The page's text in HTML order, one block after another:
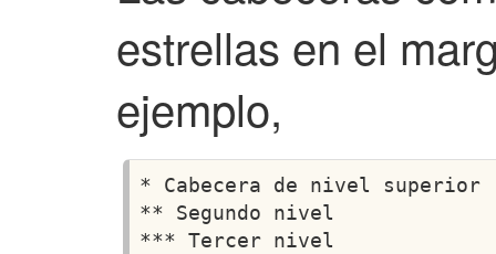
estrellas en el
ejemplo,
* Cabecera de nivel superior
** Segundo nivel
*** Tercer nivel